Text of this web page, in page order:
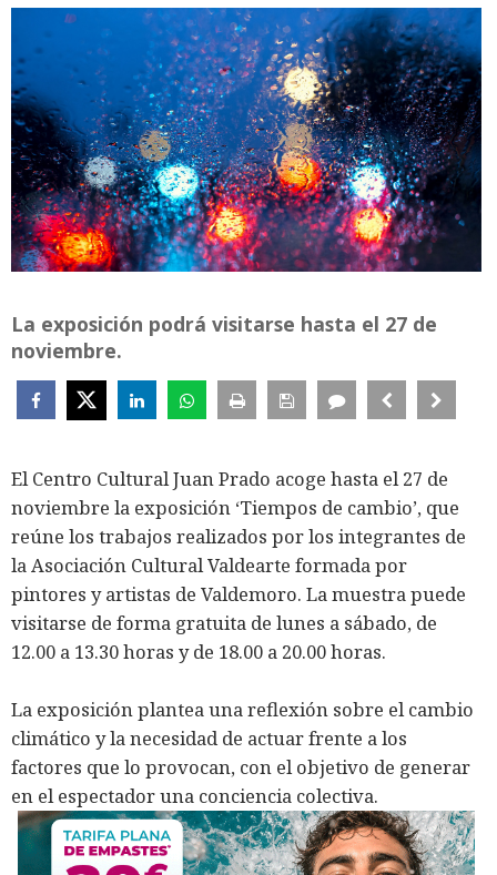
La exposición podrá visitarse hasta el 27 de
noviembre.
El Centro Cultural Juan Prado acoge hasta el 27 de
noviembre la exposición ‘Tiempos de cambio’, que
reúne los trabajos realizados por los integrantes de
la Asociación Cultural Valdearte formada por
pintores y artistas de Valdemoro. La muestra puede
visitarse de forma gratuita de lunes a sábado, de
12.00 a 13.30 horas y de 18.00 a 20.00 horas.
La exposición plantea una reflexión sobre el cambio
climático y la necesidad de actuar frente a los
factores que lo provocan, con el objetivo de generar
en el espectador una conciencia colectiva.